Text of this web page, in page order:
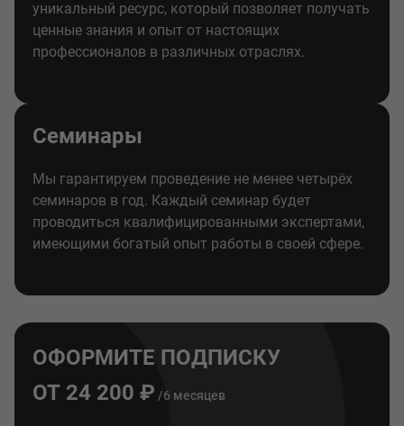
уникальный ресурс, который позволяет получать
ценные знания и опыт от настоящих
профессионалов в различных отраслях.
Семинары
Мы гарантируем проведение не менее четырёх
семинаров в год. Каждый семинар будет
проводиться квалифицированными экспертами,
имеющими богатый опыт работы в своей сфере.
ОФОРМИТЕ ПОДПИСКУ
ОТ 24 200 ₽ /6 месяцев